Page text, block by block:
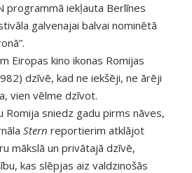
programmā iekļauta Berlīnes
galvenajai balvai nominētā
Eiropas kino ikonas Romijas
dzīvē, kad ne iekšēji, ne ārēji
vien vēlme dzīvot.
Romija sniedz gadu pirms nāves,
Stern reportierim atklājot
mākslā un privātajā dzīvē,
kas slēpjas aiz valdzinošās